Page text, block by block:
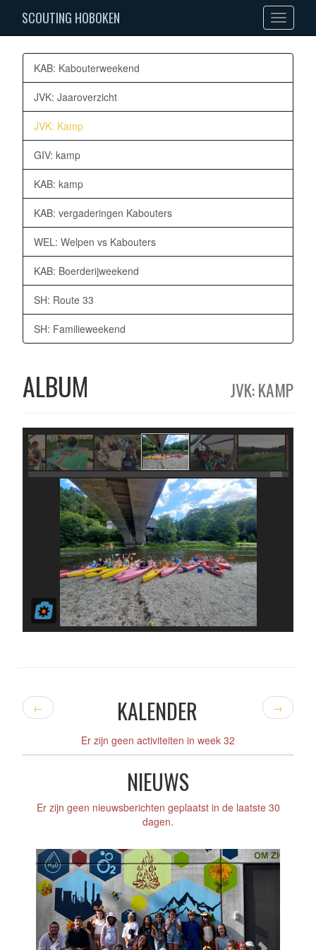
Toggle
navigation
SCOUTING HOBOKEN
KAB: Kabouterweekend
JVK: Jaaroverzicht
JVK: Kamp
GIV: kamp
KAB: kamp
KAB: vergaderingen Kabouters
WEL: Welpen vs Kabouters
KAB: Boerderijweekend
SH: Route 33
SH: Familieweekend
ALBUM JVK: KAMP
← KALENDER →
Er zijn geen activiteiten in week 32
NIEUWS
Er zijn geen nieuwsberichten geplaatst in de laatste 30
dagen.